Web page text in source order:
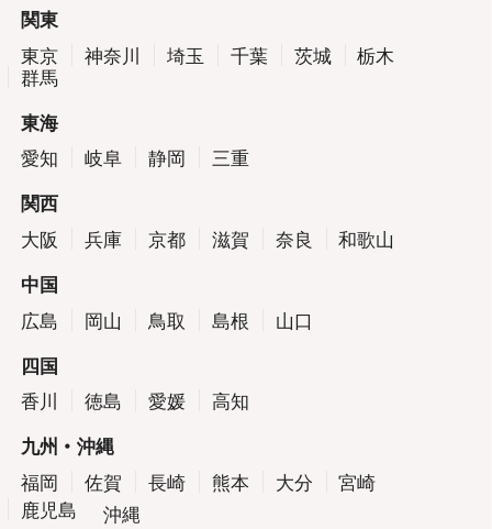
関東
東京
神奈川 埼玉 千葉 茨城
栃木
群馬
東海
愛知
岐阜 静岡
三重
関西
大阪
兵庫 京都 滋賀 奈良
和歌山
中国
広島
岡山 鳥取 島根
山口
四国
香川
徳島 愛媛
高知
九州・沖縄
福岡
佐賀 長崎 熊本 大分
宮崎
鹿児島
沖縄